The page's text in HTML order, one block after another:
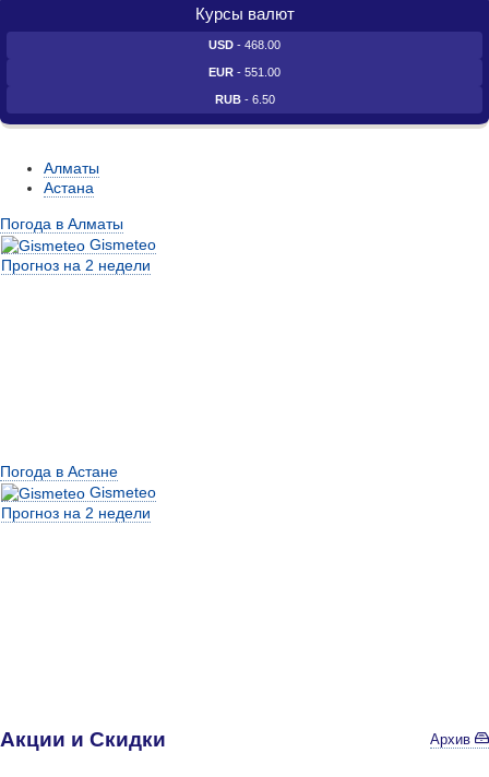
Курсы валют
USD - 468.00
EUR - 551.00
RUB- 6.50
Алматы
Астана
Погода в Алматы
Gismeteo
Прогноз на 2 недели
Погода в Астане
Gismeteo
Прогноз на 2 недели
Акции и Скидки Архив